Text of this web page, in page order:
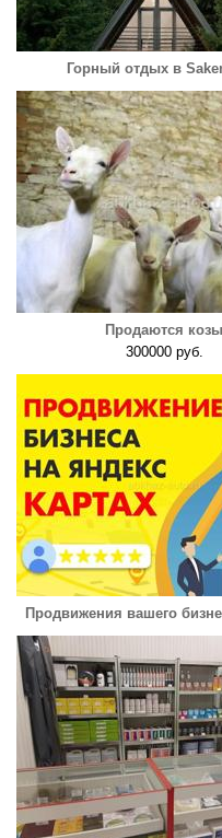
Горный отдых в
Продаются козы
300000 руб.
Продвижения вашего